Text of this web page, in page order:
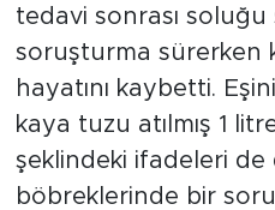
tedavi sonrası soluğu
soruşturma sürerken
hayatını kaybetti.
kaya tuzu atılmış 1
şeklindeki ifadeleri de
böbreklerinde bir